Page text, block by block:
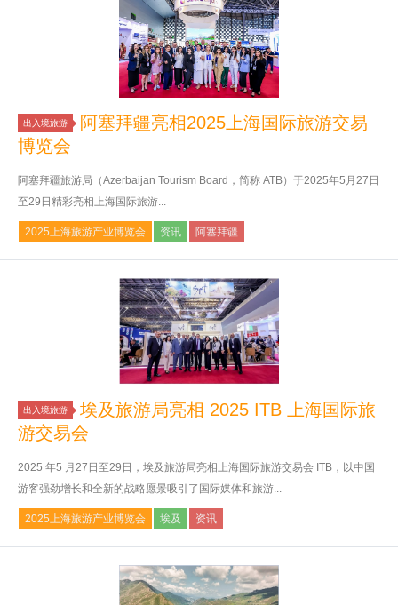
出入境旅游
阿塞拜疆亮相2025上海国际旅游交易
博览会
阿塞拜疆旅游局（Azerbaijan Tourism Board，简称 ATB）于2025年5月27日
至29日精彩亮相上海国际旅游...
2025上海旅游产业博览会 资讯 阿塞拜疆
出入境旅游
埃及旅游局亮相 2025 ITB 上海国际旅
游交易会
2025 年5 月27日至29日，埃及旅游局亮相上海国际旅游交易会 ITB，以中国
游客强劲增长和全新的战略愿景吸引了国际媒体和旅游...
2025上海旅游产业博览会 埃及 资讯